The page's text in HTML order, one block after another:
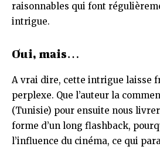
raisonnables qui font
intrigue.
Oui, mais…
A vrai dire, cette intrigue laisse
perplexe. Que l’auteur la
(Tunisie) pour ensuite nous
forme d’un long flashback,
l’influence du cinéma, ce qui